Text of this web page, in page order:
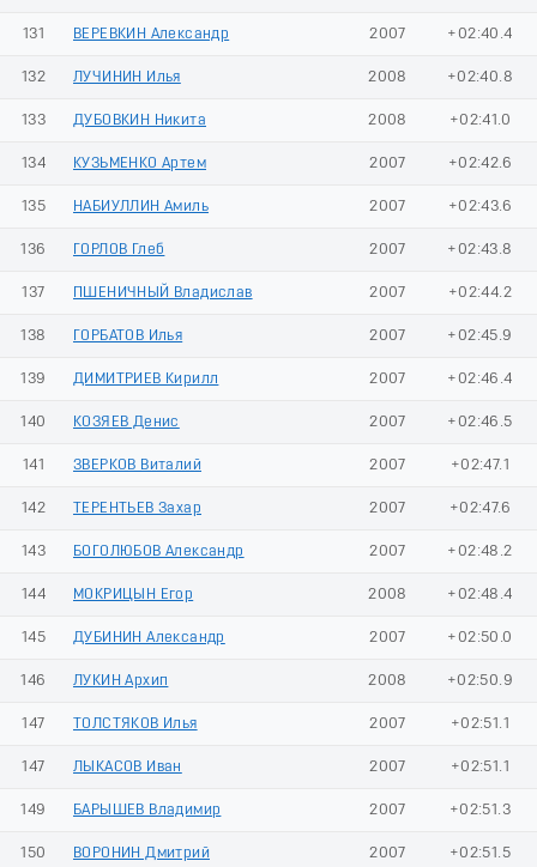
131 ВЕРЕВКИН Александр 2007 +02:40.4
132 ЛУЧИНИН Илья 2008 +02:40.8
133 ДУБОВКИН Никита 2008 +02:41.0
134 КУЗЬМЕНКО Артем 2007 +02:42.6
135 НАБИУЛЛИН Амиль 2007 +02:43.6
136 ГОРЛОВ Глеб 2007 +02:43.8
137 ПШЕНИЧНЫЙ Владислав 2007 +02:44.2
138 ГОРБАТОВ Илья 2007 +02:45.9
139 ДИМИТРИЕВ Кирилл 2007 +02:46.4
140 КОЗЯЕВ Денис 2007 +02:46.5
141 ЗВЕРКОВ Виталий 2007 +02:47.1
142 ТЕРЕНТЬЕВ Захар 2007 +02:47.6
143 БОГОЛЮБОВ Александр 2007 +02:48.2
144 МОКРИЦЫН Егор 2008 +02:48.4
145 ДУБИНИН Александр 2007 +02:50.0
146 ЛУКИН Архип 2008 +02:50.9
147 ТОЛСТЯКОВ Илья 2007 +02:51.1
147 ЛЫКАСОВ Иван 2007 +02:51.1
149 БАРЫШЕВ Владимир 2007 +02:51.3
150 ВОРОНИН Дмитрий 2007 +02:51.5